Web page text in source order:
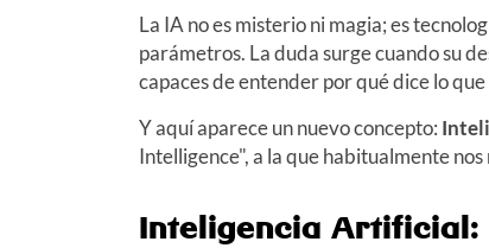
La IA no es misterio ni magia; es
parámetros. La duda surge cuando su
capaces de entender por qué dice lo que
Y aquí aparece un nuevo concepto:
Intelligence", a la que habitualmente
Inteligencia